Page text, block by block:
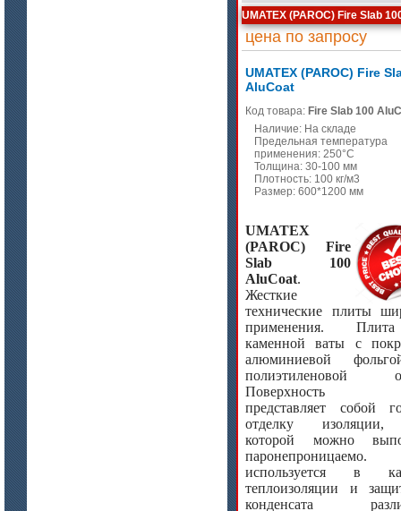
UMATEX (PAROC) Fire Slab
цена по запросу
UMATEX (PAROC) Fire
AluCoat
Код товара: Fire Slab 100
Наличие: На складе
Предельная температура
применения: 250°C
Толщина: 30-100 мм
Плотность: 100 кг/м3
Размер: 600*1200 мм
UMATEX
(PAROC) Fire
Slab 100
AluCoat.
Жесткие
технические плиты
применения.
каменной ваты с
алюминиевой
полиэтиленовой
Поверхность
представляет собой
отделку
которой можно
паронепроницаемо.
используется в
теплоизоляции и
конденсата